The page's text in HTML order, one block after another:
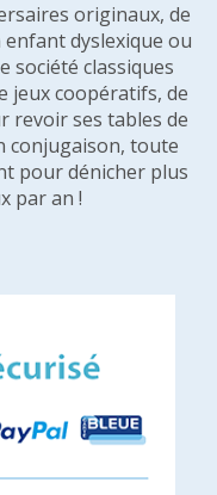
originaux, de
dyslexique ou
société classiques
jeux coopératifs, de
revoir ses tables de
conjugaison, toute
pour dénicher plus
par an !